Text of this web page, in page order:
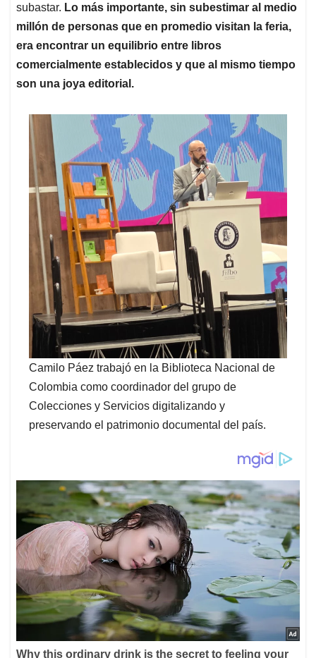
subastar. Lo más importante, sin subestimar al medio
millón de personas que en promedio visitan la feria,
era encontrar un equilibrio entre libros
comercialmente establecidos y que al mismo tiempo
son una joya editorial.
Camilo Páez trabajó en la Biblioteca Nacional de
Colombia como coordinador del grupo de
Colecciones y Servicios digitalizando y
preservando el patrimonio documental del país.